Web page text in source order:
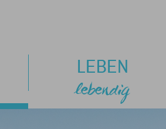
LEBEN
lebendig